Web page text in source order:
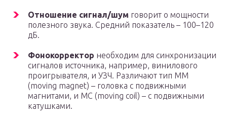
Отношение сигнал/шум говорит о мощности
полезного звука. Средний показатель – 100–120
дБ.
Фонокорректор необходим для синхронизации
сигналов источника, например, винилового
проигрывателя, и УЗЧ. Различают тип ММ
(moving magnet) – головка с подвижными
магнитами, и МС (moving coil) – с подвижными
катушками.